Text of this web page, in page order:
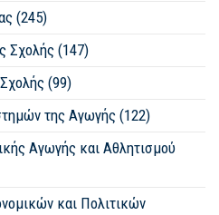
(245)
Σχολής (147)
(99)
της Αγωγής (122)
Αγωγής και Αθλητισμού
και Πολιτικών